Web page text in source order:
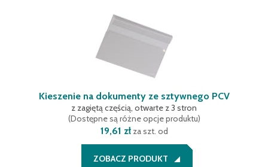
Kieszenie na dokumenty ze sztywnego PCV
z zagiętą częścią, otwarte z 3 stron
(Dostępne są różne opcje produktu)
19,61 złza szt. od
ZOBACZ PRODUKT